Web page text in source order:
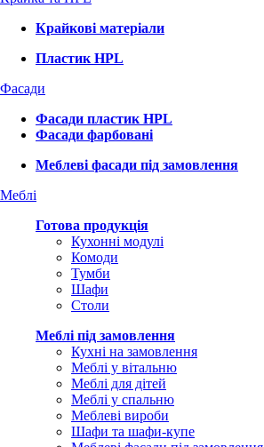
Крайкові матеріали
Пластик HPL
Фасади
Фасади пластик HPL
Фасади фарбовані
Меблеві фасади під замовлення
Меблі
Готова продукція
Кухонні модулі
Комоди
Тумби
Шафи
Столи
Меблі під замовлення
Кухні на замовлення
Меблі у вітальню
Меблі для дітей
Меблі у спальню
Меблеві вироби
Шафи та шафи-купе